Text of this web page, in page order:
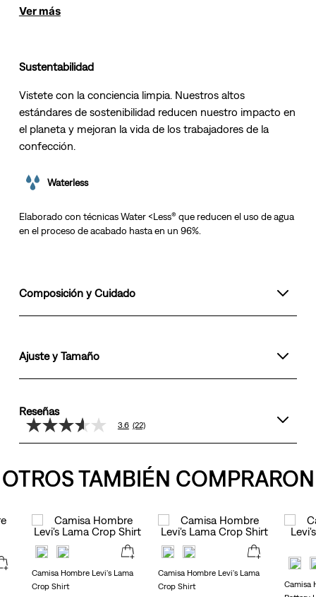
Ver más
Sustentabilidad
Vistete con la conciencia limpia. Nuestros altos
estándares de sostenibilidad reducen nuestro impacto en
el planeta y mejoran la vida de los trabajadores de la
confección.
Waterless
Elaborado con técnicas Water <Less® que reducen el uso de agua
en el proceso de acabado hasta en un 96%.
Composición y Cuidado
Ajuste y Tamaño
Reseñas
3.6
de
valor
medio
22
Reviews.
Enlace
la
misma
3.6 (22)
OTROS TAMBIÉN COMPRARON
Camisa Hombre Levi's Lama
Crop Shirt
Camisa Hombre Levi's Lama
Crop Shirt
Camisa